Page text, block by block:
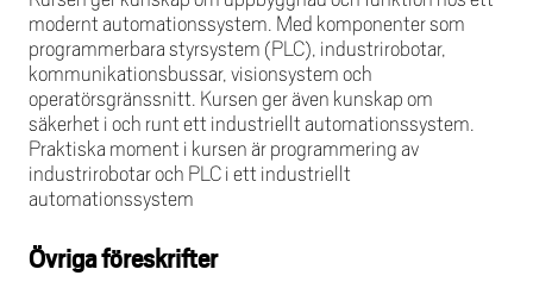
modernt automationssystem. Med komponenter som
programmerbara styrsystem (PLC), industrirobotar,
kommunikationsbussar, visionsystem och
operatörsgränssnitt. Kursen ger även kunskap om
säkerhet i och runt ett industriellt automationssystem.
Praktiska moment i kursen är programmering av
industrirobotar och PLC i ett industriellt
automationssystem
Övriga föreskrifter